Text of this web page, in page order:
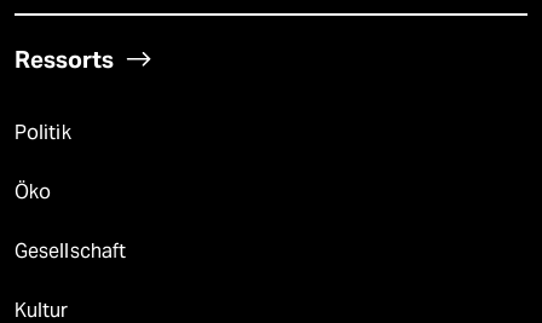
Ressorts
Politik
Öko
Gesellschaft
Kultur